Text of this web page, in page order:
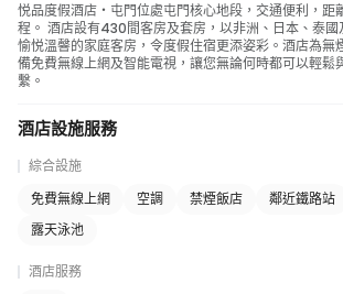
悦品度假酒店‧屯門位處屯門核心地段，交通便利，距
程。 酒店設有430間客房及套房，以非洲、日本、泰
愉悦溫韾的家庭客房，令度假住宿更添姿彩。酒店為無
備免費無線上網及智能電視，讓您無論何時都可以輕鬆
繫。
酒店設施服務
綜合設施
免費無線上網
空調 禁煙飯店 鄰近鐵路站
露天泳池
酒店服務